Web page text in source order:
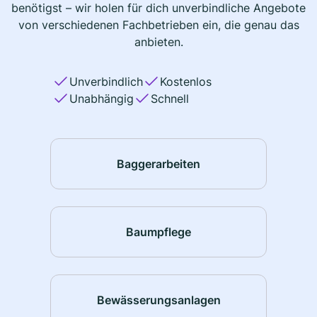
benötigst – wir holen für dich unverbindliche Angebote
von verschiedenen Fachbetrieben ein, die genau das
anbieten.
Unverbindlich
Kostenlos
Unabhängig
Schnell
Baggerarbeiten
Baumpflege
Bewässerungsanlagen